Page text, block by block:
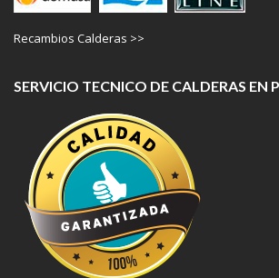
Recambios Calderas >>
SERVICIO TECNICO DE CALDERAS EN